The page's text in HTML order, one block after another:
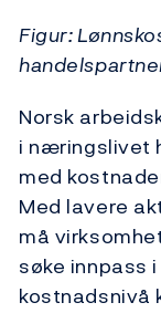
Figur:
Norsk
i næringslivet
med
Med lavere
må
søke innpass
kostnadsnivå